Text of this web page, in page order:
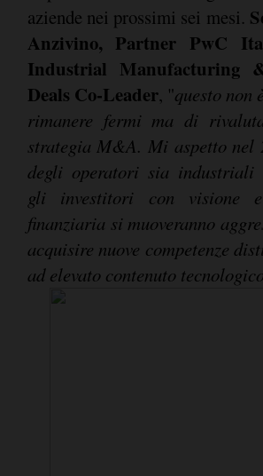
aziende nei prossimi sei mesi.
Anzivino, Partner PwC
Industrial Manufacturing
Deals Co-Leader, "questo non
rimanere fermi ma di
strategia M&A. Mi aspetto nel
degli operatori sia industriali
gli investitori con visione
finanziaria si muoveranno
acquisire nuove competenze
ad elevato contenuto